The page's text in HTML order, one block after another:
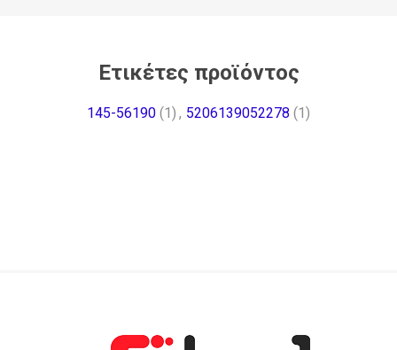
Ετικέτες προϊόντος
145-56190 (1) , 5206139052278 (1)